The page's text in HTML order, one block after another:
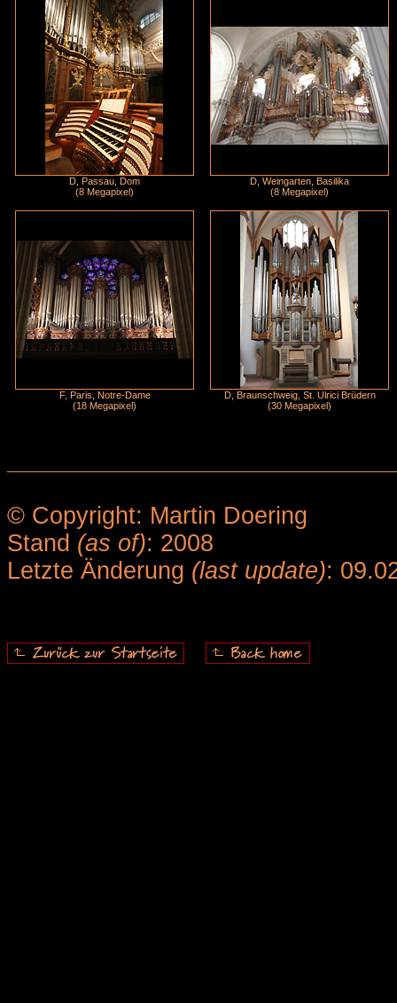
D, Passau, Dom
(8 Megapixel)
D, Weingarten, Basilika
(8 Megapixel)
F, Paris, Notre-Dame
(18 Megapixel)
D, Braunschweig, St. Ulrici Brüdern
(30 Megapixel)
© Copyright: Martin Doering
Stand (as of): 2008
Letzte Änderung (last update):